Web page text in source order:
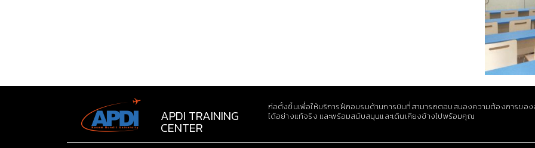
APDI TRAINING
CENTER
ก่อตั้งขึ้นเพื่อให้บริการฝึกอบรมด้านการบินที่สามารถตอบสนองความต้องการขอ
ได้อย่างแท้จริง และพร้อมสนับสนุนและเดินเคียงข้างไปพร้อมคุณ